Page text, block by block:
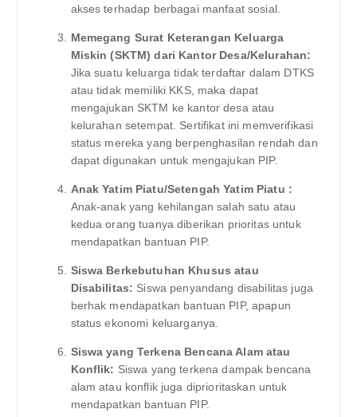
akses terhadap berbagai manfaat sosial.
Memegang Surat Keterangan Keluarga
Miskin (SKTM) dari Kantor Desa/Kelurahan:
Jika suatu keluarga tidak terdaftar dalam DTKS
atau tidak memiliki KKS, maka dapat
mengajukan SKTM ke kantor desa atau
kelurahan setempat. Sertifikat ini memverifikasi
status mereka yang berpenghasilan rendah dan
dapat digunakan untuk mengajukan PIP.
Anak Yatim Piatu/Setengah Yatim Piatu :
Anak-anak yang kehilangan salah satu atau
kedua orang tuanya diberikan prioritas untuk
mendapatkan bantuan PIP.
Siswa Berkebutuhan Khusus atau
Disabilitas: Siswa penyandang disabilitas juga
berhak mendapatkan bantuan PIP, apapun
status ekonomi keluarganya.
Siswa yang Terkena Bencana Alam atau
Konflik: Siswa yang terkena dampak bencana
alam atau konflik juga diprioritaskan untuk
mendapatkan bantuan PIP.